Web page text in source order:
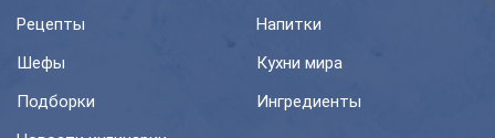
Рецепты
Напитки
Шефы
Кухни мира
Подборки
Ингредиенты